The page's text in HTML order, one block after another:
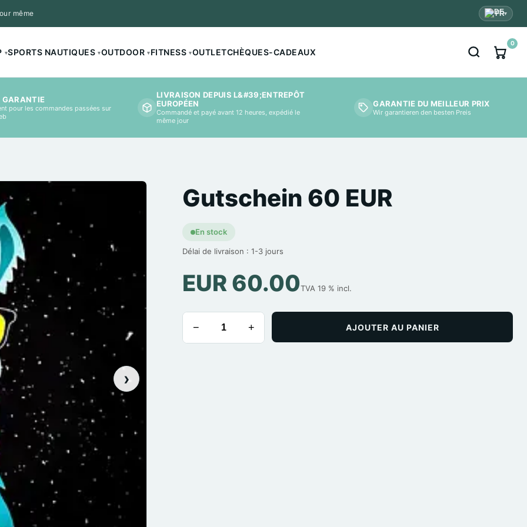
même FR▾
▾SPORTS NAUTIQUES ▾OUTDOOR ▾FITNESS ▾OUTLETCHÈQUES-CADEAUX
0
GARANTIE
pour les commandes passées sur
LIVRAISON DEPUIS L&#39;ENTREPÔT
EUROPÉEN
Commandé et payé avant 12 heures, expédié le
même jour
GARANTIE DU MEILLEUR PRIX
Wir garantieren den besten Preis
›
Gutschein 60 EUR
En stock
Délai de livraison : 1-3 jours
EUR 60.00TVA 19 % incl.
− + AJOUTER AU PANIER